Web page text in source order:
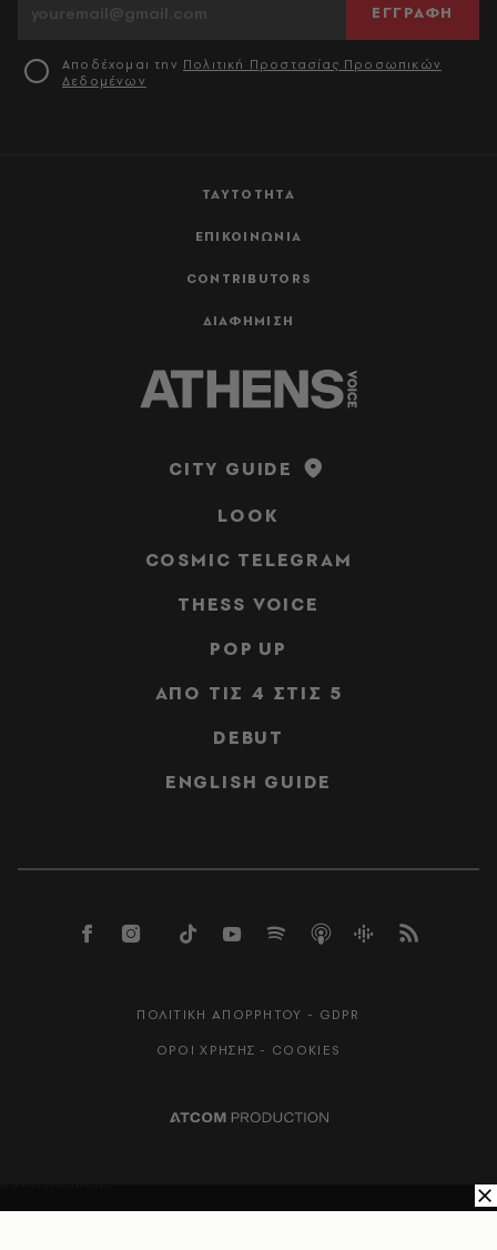
ΤΑΥΤΟΤΗΤΑ
ΕΠΙΚΟΙΝΩΝΙΑ
CONTRIBUTORS
ΔΙΑΦΗΜΙΣΗ
ΕΓΓΡΑΦΗ
Αποδέχομαι την Πολιτική Προστασίας Προσωπικών
Δεδομένων
CITY GUIDE
LOOK
COSMIC TELEGRAM
THESS VOICE
POP UP
ΑΠΟ ΤΙΣ 4 ΣΤΙΣ 5
DEBUT
ENGLISH GUIDE
ΠΟΛΙΤΙΚΗ ΑΠΟΡΡΗΤΟΥ - GDPR
ΟΡΟΙ ΧΡΗΣΗΣ - COOKIES